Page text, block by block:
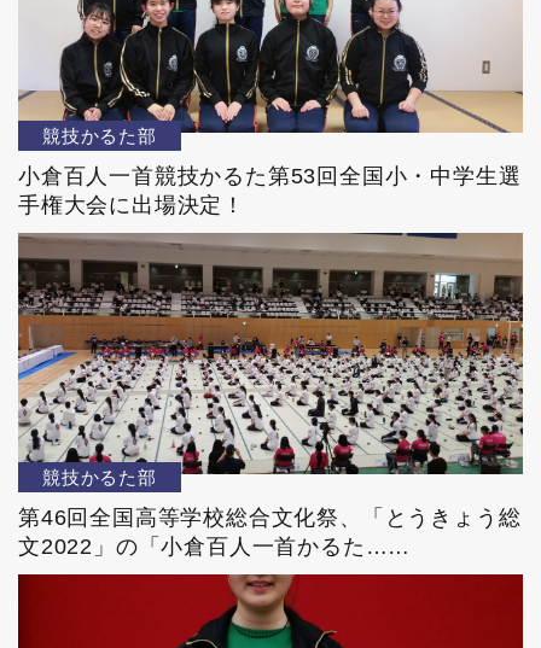
競技かるた部
小倉百人一首競技かるた第53回全国小・中学生選
手権大会に出場決定！
競技かるた部
第46回全国高等学校総合文化祭、「とうきょう総
文2022」の「小倉百人一首かるた……